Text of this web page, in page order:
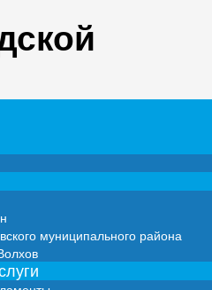
муниципального района